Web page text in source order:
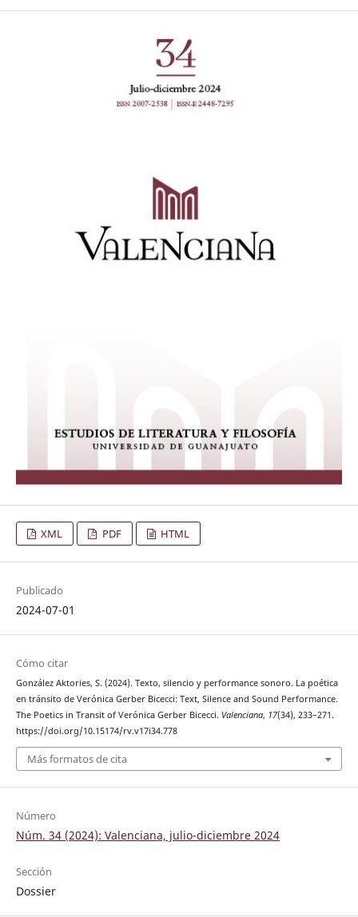
XML PDF HTML
Publicado
2024-07-01
Cómo citar
González Aktories, S. (2024). Texto, silencio y performance sonoro. La poética
en tránsito de Verónica Gerber Bicecci: Text, Silence and Sound Performance.
The Poetics in Transit of Verónica Gerber Bicecci. Valenciana, 17(34), 233–271.
https://doi.org/10.15174/rv.v17i34.778
Más formatos de cita
Número
Núm. 34 (2024): Valenciana, julio-diciembre 2024
Sección
Dossier